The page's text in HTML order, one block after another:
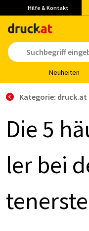
Hilfe & Kontakt
Neu­hei­ten
Kategorie:
Die 5
ler bei